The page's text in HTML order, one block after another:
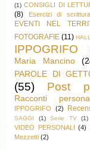
(1) CONSIGLI DI
(8)
Esercizi di scrittura
EVENTI NEL
FOTOGRAFIE (11)
IPPOGRIFO
Maria Mancino
PAROLE DI
(55)
Post
Racconti
IPPOGRIFO
(2)
SAGGI
(1) Serie TV (1)
VIDEO PERSONALI (4)
Mezzetti (2)